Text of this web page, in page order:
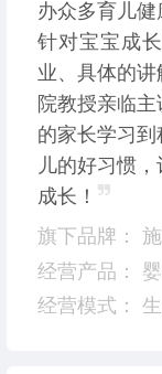
办众多育儿健
针对宝宝成
业、具体的
院教授亲临
的家长学习
儿的好习惯
成长！
旗下品牌：
经营产品：
经营模式：